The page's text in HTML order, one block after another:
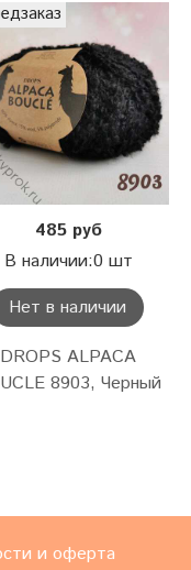
485 руб
В наличии:0 шт
Нет в наличии
DROPS ALPACA
8903, Черный
и оферта